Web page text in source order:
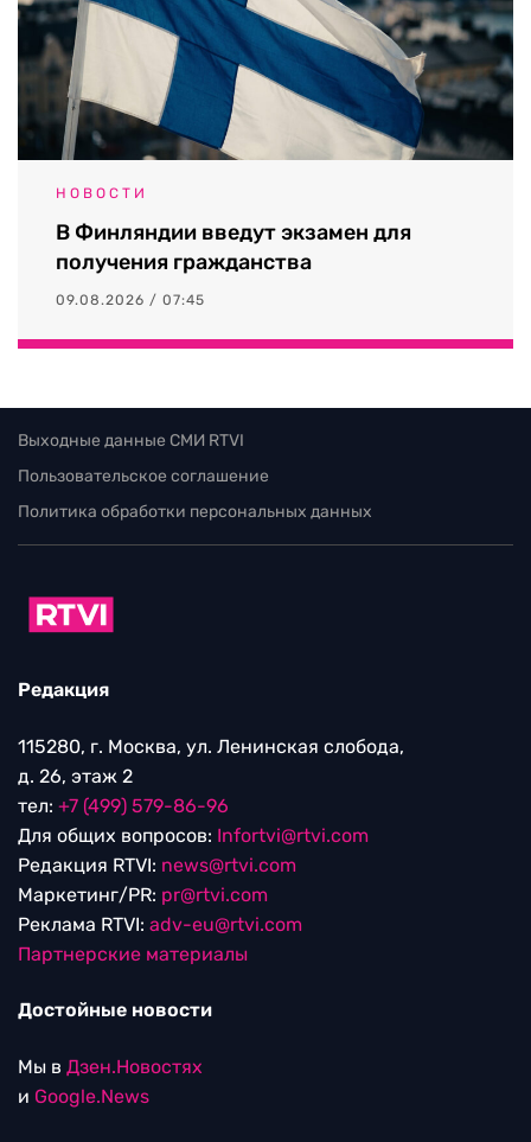
НОВОСТИ
В Финляндии введут экзамен для
получения гражданства
09.08.2026 / 07:45
Выходные данные СМИ RTVI
Пользовательское соглашение
Политика обработки персональных данных
Редакция
115280, г. Москва, ул. Ленинская слобода,
д. 26, этаж 2
тел: +7 (499) 579-86-96
Для общих вопросов: Infortvi@rtvi.com
Редакция RTVI: news@rtvi.com
Маркетинг/PR: pr@rtvi.com
Реклама RTVI: adv-eu@rtvi.com
Партнерские материалы
Достойные новости
Мы в Дзен.Новостях
и Google.News